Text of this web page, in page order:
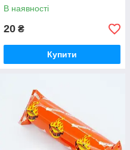
В наявності
20 ₴
Купити